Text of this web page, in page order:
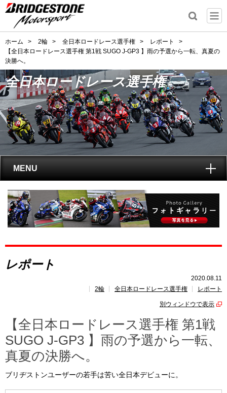
ホーム > 2輪 > 全日本ロードレース選手権 > レポート
>
【全日本ロードレース選手権 第1戦 SUGO J-GP3 】雨の予選から一転、真夏の
決勝へ。
全日本ロードレース選手権
MENU
トップ
全日本ロードレース選手権とは?
レポート
速報
ポイントランキング
レポート
2020.08.11
2輪
全日本ロードレース選手権 レポート
別ウィンドウで表示
【全日本ロードレース選手権 第1戦
SUGO J-GP3 】雨の予選から一転、
真夏の決勝へ。
ブリヂストンユーザーの若手は苦い全日本デビューに。